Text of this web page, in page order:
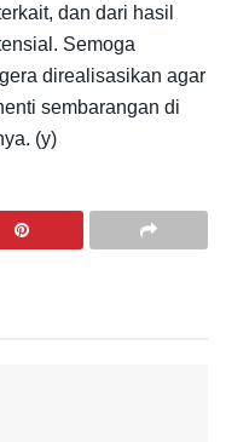
dan dari hasil
Semoga
direalisasikan agar
sembarangan di
(y)